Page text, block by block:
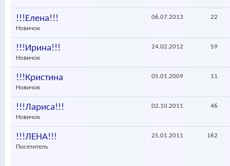
!!!Елена!!!
Новичок
06.07.2013 22
!!!Ирина!!!
Новичок
24.02.2012 59
!!!Кристина
Новичок
05.01.2009 11
!!!Лариса!!!
Новичок
02.10.2011 46
!!!ЛЕНА!!!
Посетитель
25.01.2011 162